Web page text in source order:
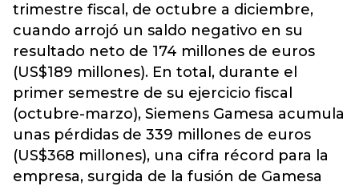
trimestre fiscal, de octubre a diciembre,
cuando arrojó un saldo negativo en su
resultado neto de 174 millones de euros
(US$189 millones). En total, durante el
primer semestre de su ejercicio fiscal
(octubre-marzo), Siemens Gamesa acumula
unas pérdidas de 339 millones de euros
(US$368 millones), una cifra récord para la
empresa, surgida de la fusión de Gamesa